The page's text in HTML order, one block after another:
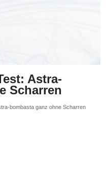
Astra-
Scharren
bombasta ganz ohne Scharren